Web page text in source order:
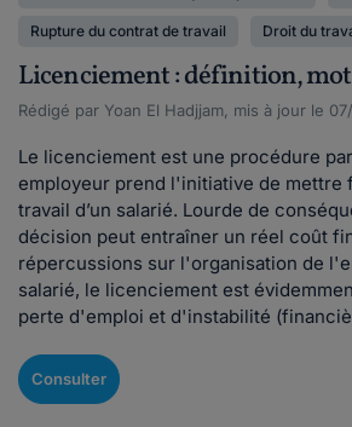
Rupture du contrat de travail Droit du
Licenciement : définition,
Rédigé par Yoan El Hadjjam, mis à jour le
Le licenciement est une procédure
employeur prend l'initiative de mettre
travail d’un salarié. Lourde de
décision peut entraîner un réel coût
répercussions sur l'organisation de
salarié, le licenciement est
perte d'emploi et d'instabilité
Consulter